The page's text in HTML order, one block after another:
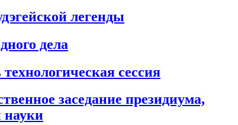
легенды
дела
сессия
заседание президиума,
науки